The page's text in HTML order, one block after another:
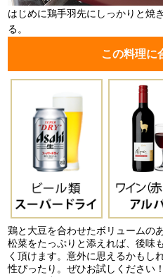
はじめに鶏手羽先にしっかりと焼
る。
この料理に
鶏と大豆を合わせたボリュームの
松菜をたっぷりと添えれば、後味
く頂けます。意外に思えるかもし
性ぴったり。ぜひお試しください